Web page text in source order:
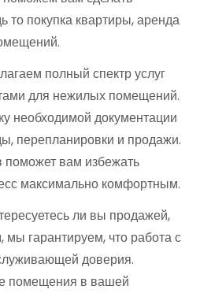
то покупка квартиры, аренда
полный спектр услуг
для нежилых помещений.
необходимой документации
перепланировки и продажи.
вам избежать
максимально комфортным.
ли вы продажей,
мы гарантируем, что работа с
доверия.
помещения в вашей